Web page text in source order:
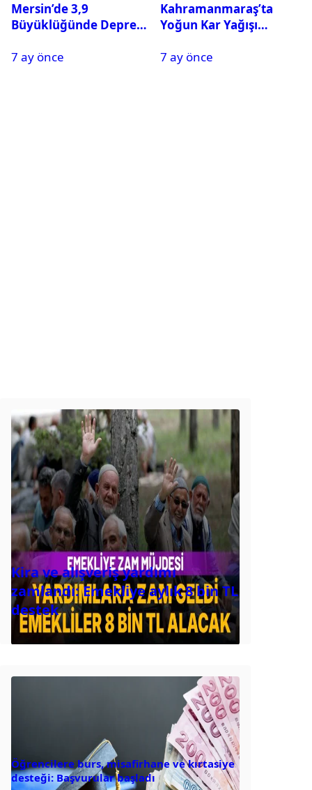
Mersin’de 3,9
Büyüklüğünde Deprem
7 ay önce
Kahramanmaraş’ta
Yoğun Kar Yağışı
Tatil
7 ay önce
Kira ve alışveriş yardımı
zamlandı: Emekliye aylık 8 bin TL
destek
Öğrencilere burs, misafirhane ve kırtasiye
desteği: Başvurular başladı